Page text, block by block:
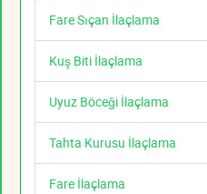
Fare Sıçan İlaçlama
Kuş Biti İlaçlama
Uyuz Böceği İlaçlama
Tahta Kurusu İlaçlama
Fare İlaçlama